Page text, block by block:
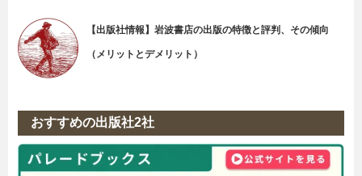
【出版社情報】岩波書店の出版の特徴と評判、その傾向
（メリットとデメリット）
おすすめの出版社2社